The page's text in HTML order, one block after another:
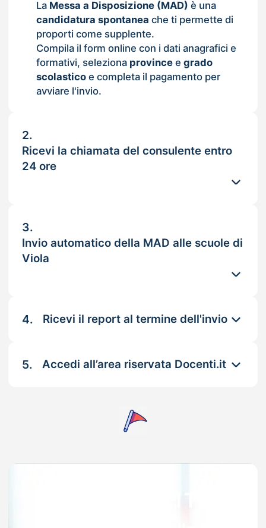
La Messa a Disposizione (MAD) è una
candidatura spontanea che ti permette di
proporti come supplente.
Compila il form online con i dati anagrafici e
formativi, seleziona provincee grado
scolasticoe completa il pagamento per
avviare l'invio.
2.
Ricevi la chiamata del consulente entro
24 ore
3.
Invio automatico della MAD alle scuole di
Viola
4. Ricevi il report al termine dell'invio
5. Accedi all’area riservata Docenti.it